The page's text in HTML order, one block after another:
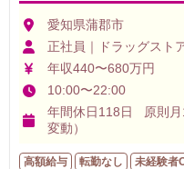
愛知県蒲郡市
正社員｜ドラッグスト
年収440〜680万円
10:00〜22:00
年間休日118日 原則月
変動）
高額給与 転勤なし 未経験者